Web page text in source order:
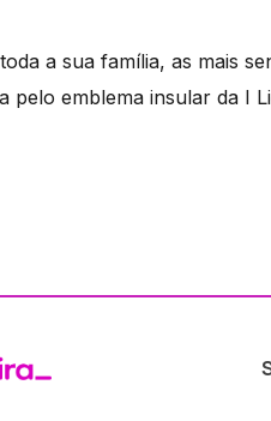
a sua família, as mais
pelo emblema insular da I